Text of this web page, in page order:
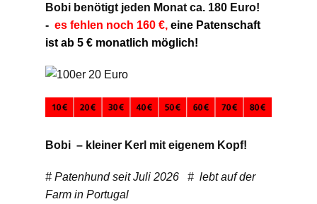
Bobi benötigt jeden Monat ca. 180 Euro!
- es fehlen noch 160 €, eine Patenschaft
ist ab 5 € monatlich möglich!
Bobi – kleiner Kerl mit eigenem Kopf!
# Patenhund seit Juli 2026 # lebt auf der
Farm in Portugal